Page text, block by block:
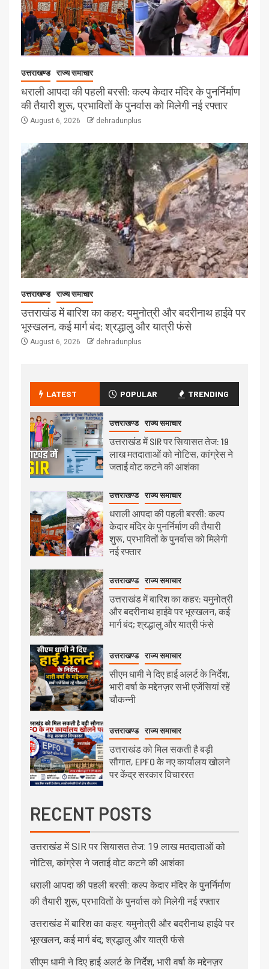
उत्तराखण्ड राज्य समाचार
धराली आपदा की पहली बरसी: कल्प केदार मंदिर के पुनर्निर्माण
की तैयारी शुरू, प्रभावितों के पुनर्वास को मिलेगी नई रफ्तार
August 6, 2026 dehradunplus
उत्तराखण्ड राज्य समाचार
उत्तराखंड में बारिश का कहर: यमुनोत्री और बदरीनाथ हाईवे पर
भूस्खलन, कई मार्ग बंद; श्रद्धालु और यात्री फंसे
August 6, 2026 dehradunplus
LATEST POPULAR TRENDING
उत्तराखण्ड राज्य समाचार
उत्तराखंड में SIR पर सियासत तेज: 19
लाख मतदाताओं को नोटिस, कांग्रेस ने
जताई वोट कटने की आशंका
उत्तराखण्ड राज्य समाचार
धराली आपदा की पहली बरसी: कल्प
केदार मंदिर के पुनर्निर्माण की तैयारी
शुरू, प्रभावितों के पुनर्वास को मिलेगी
नई रफ्तार
उत्तराखण्ड राज्य समाचार
उत्तराखंड में बारिश का कहर: यमुनोत्री
और बदरीनाथ हाईवे पर भूस्खलन, कई
मार्ग बंद; श्रद्धालु और यात्री फंसे
उत्तराखण्ड राज्य समाचार
सीएम धामी ने दिए हाई अलर्ट के निर्देश,
भारी वर्षा के मद्देनज़र सभी एजेंसियां रहें
चौकन्नी
उत्तराखण्ड राज्य समाचार
उत्तराखंड को मिल सकती है बड़ी
सौगात, EPFO के नए कार्यालय खोलने
पर केंद्र सरकार विचाररत
RECENT POSTS
उत्तराखंड में SIR पर सियासत तेज: 19 लाख मतदाताओं को
नोटिस, कांग्रेस ने जताई वोट कटने की आशंका
धराली आपदा की पहली बरसी: कल्प केदार मंदिर के पुनर्निर्माण
की तैयारी शुरू, प्रभावितों के पुनर्वास को मिलेगी नई रफ्तार
उत्तराखंड में बारिश का कहर: यमुनोत्री और बदरीनाथ हाईवे पर
भूस्खलन, कई मार्ग बंद; श्रद्धालु और यात्री फंसे
सीएम धामी ने दिए हाई अलर्ट के निर्देश, भारी वर्षा के मद्देनज़र